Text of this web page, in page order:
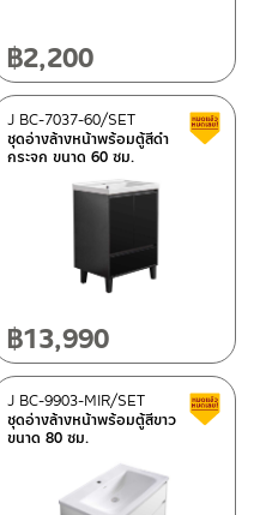
฿2,200
Clearance sale
ชุดอ่างล้างหน้าพร้อมตู้สีดำ
กระจก ขนาด 60 ซม.
J BC-7037-60/SET
฿13,990
Clearance sale
ชุดอ่างล้างหน้าพร้อมตู้สีขาว
ขนาด 80 ซม.
J BC-9903-MIR/SET